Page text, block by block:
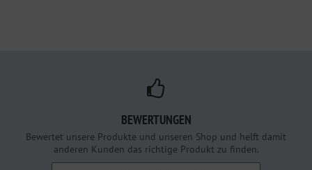
BEWERTUNGEN
Bewertet unsere Produkte und unseren Shop und helft damit
anderen Kunden das richtige Produkt zu finden.